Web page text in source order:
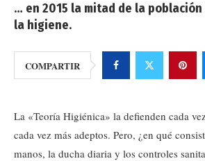
… en 2015 la mitad de la
la higiene.
COMPARTIR
La «Teoría Higiénica» la defienden cada
cada vez más adeptos. Pero, ¿en qué
manos, la ducha diaria y los controles